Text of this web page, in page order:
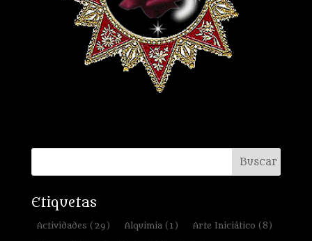
Etiquetas
Actividades (29) Alquimia(1) Arte Iniciático (8)